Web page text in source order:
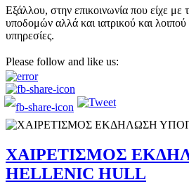
Εξάλλου, στην επικοινωνία που είχε
υποδομών αλλά και ιατρικού και
υπηρεσίες.
Please follow and like us:
ΧΑΙΡΕΤΙΣΜΟΣ
HELLENIC HULL